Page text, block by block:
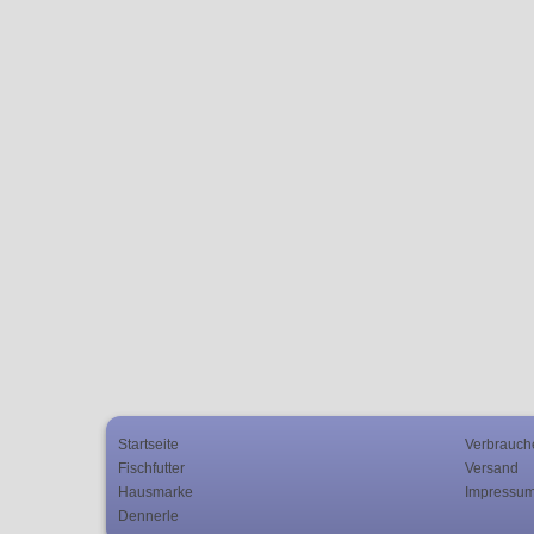
Startseite
Fischfutter
Hausmarke
Dennerle
Versand